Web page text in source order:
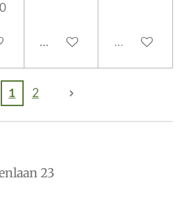
In winkelwagenUitverkocht
1 2
23